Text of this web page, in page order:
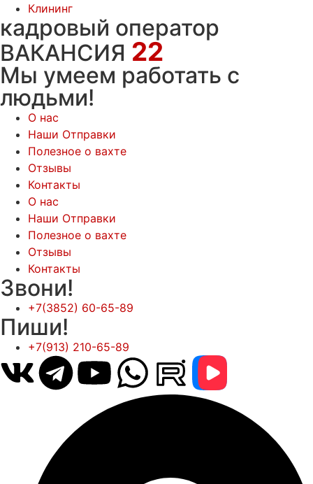
Клининг
кадровый оператор
ВАКАНСИЯ 22
Мы умеем работать с
людьми!
О нас
Наши Отправки
Полезное о вахте
Отзывы
Контакты
О нас
Наши Отправки
Полезное о вахте
Отзывы
Контакты
Звони!
+7(3852) 60-65-89
Пиши!
+7(913) 210-65-89